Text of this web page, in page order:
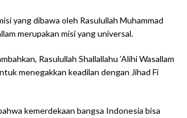
yang dibawa oleh Rasulullah Muhammad
merupakan misi yang universal.
Rasulullah Shallallahu ’Alihi Wasallam
menegakkan keadilan dengan Jihad Fi
kemerdekaan bangsa Indonesia bisa